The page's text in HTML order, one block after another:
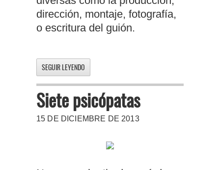
dirección, montaje, fotografía,
o escritura del guión.
SEGUIR LEYENDO
Siete psicópatas
15 DE DICIEMBRE DE 2013